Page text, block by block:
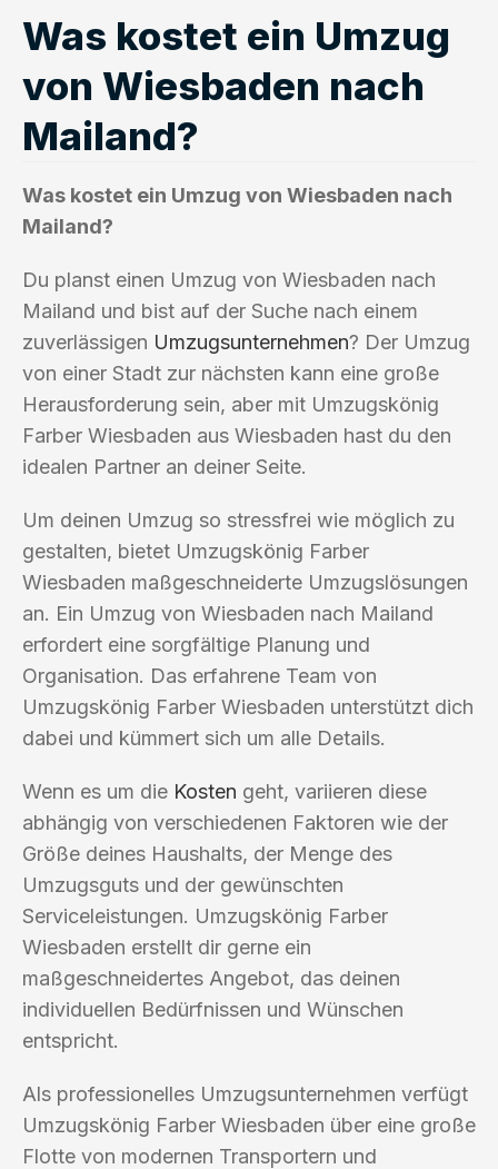
Was kostet ein Umzug
von Wiesbaden nach
Mailand?
Was kostet ein Umzug von Wiesbaden nach
Mailand?
Du planst einen Umzug von Wiesbaden nach
Mailand und bist auf der Suche nach einem
zuverlässigen Umzugsunternehmen? Der Umzug
von einer Stadt zur nächsten kann eine große
Herausforderung sein, aber mit Umzugskönig
Farber Wiesbaden aus Wiesbaden hast du den
idealen Partner an deiner Seite.
Um deinen Umzug so stressfrei wie möglich zu
gestalten, bietet Umzugskönig Farber
Wiesbaden maßgeschneiderte Umzugslösungen
an. Ein Umzug von Wiesbaden nach Mailand
erfordert eine sorgfältige Planung und
Organisation. Das erfahrene Team von
Umzugskönig Farber Wiesbaden unterstützt dich
dabei und kümmert sich um alle Details.
Wenn es um die Kosten geht, variieren diese
abhängig von verschiedenen Faktoren wie der
Größe deines Haushalts, der Menge des
Umzugsguts und der gewünschten
Serviceleistungen. Umzugskönig Farber
Wiesbaden erstellt dir gerne ein
maßgeschneidertes Angebot, das deinen
individuellen Bedürfnissen und Wünschen
entspricht.
Als professionelles Umzugsunternehmen verfügt
Umzugskönig Farber Wiesbaden über eine große
Flotte von modernen Transportern und